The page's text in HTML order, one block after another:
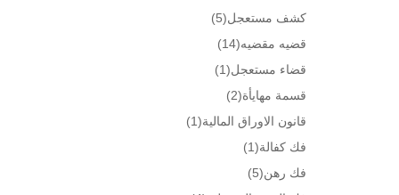
كشف مستعجل(5)
قضيه مقضيه(14)
قضاء مستعجل(1)
قسمة مهايأة(2)
قانون الاوراق المالية(1)
فك كفالة(1)
فك رهن(5)